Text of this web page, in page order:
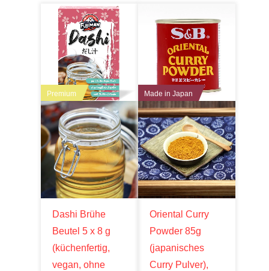
Premium
Dashi Brühe
Beutel 5 x 8 g
(küchenfertig,
vegan, ohne
Made in Japan
Oriental Curry
Powder 85g
(japanisches
Curry Pulver),